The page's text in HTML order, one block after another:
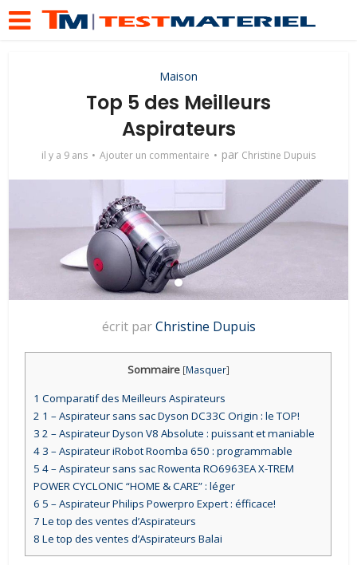
Maison
Top 5 des Meilleurs
Aspirateurs
il y a 9 ans Ajouter un commentaire par Christine Dupuis
écrit parChristine Dupuis
Sommaire [Masquer]
1 Comparatif des Meilleurs Aspirateurs
2 1 – Aspirateur sans sac Dyson DC33C Origin : le TOP!
3 2 – Aspirateur Dyson V8 Absolute : puissant et maniable
4 3 – Aspirateur iRobot Roomba 650 : programmable
5 4 – Aspirateur sans sac Rowenta RO6963EA X-TREM
POWER CYCLONIC “HOME & CARE” : léger
6 5 – Aspirateur Philips Powerpro Expert : éfficace!
7 Le top des ventes d’Aspirateurs
8 Le top des ventes d’Aspirateurs Balai